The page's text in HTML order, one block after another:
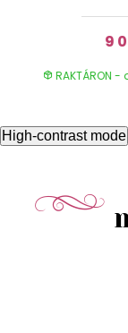
9
RAKTÁRON
High-contrast mode